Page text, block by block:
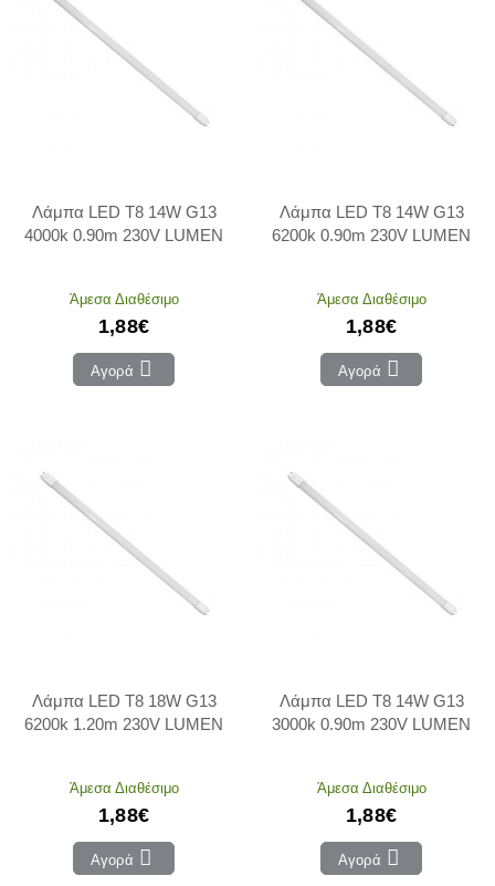
Λάμπα LED T8 14W G13
4000k 0.90m 230V LUMEN
Άμεσα Διαθέσιμο
1,88€
Αγορά
Λάμπα LED T8 14W G13
6200k 0.90m 230V LUMEN
Άμεσα Διαθέσιμο
1,88€
Αγορά
Λάμπα LED T8 18W G13
6200k 1.20m 230V LUMEN
Άμεσα Διαθέσιμο
1,88€
Αγορά
Λάμπα LED T8 14W G13
3000k 0.90m 230V LUMEN
Άμεσα Διαθέσιμο
1,88€
Αγορά